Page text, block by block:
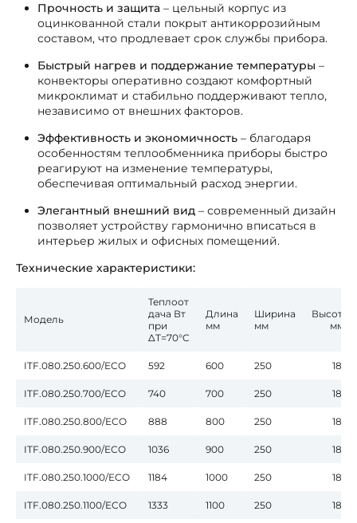
Прочность и защита – цельный корпус из
оцинкованной стали покрыт антикоррозийным
составом, что продлевает срок службы прибора.
Быстрый нагрев и поддержание температуры –
конвекторы оперативно создают комфортный
микроклимат и стабильно поддерживают тепло,
независимо от внешних факторов.
Эффективность и экономичность – благодаря
особенностям теплообменника приборы быстро
реагируют на изменение температуры,
обеспечивая оптимальный расход энергии.
Элегантный внешний вид – современный дизайн
позволяет устройству гармонично вписаться в
интерьер жилых и офисных помещений.
Технические характеристики:
Модель
Теплоот
дача Вт
при
∆T=70°C
Длина
мм
Ширина
мм
Высота
мм*
ITF.080.250.600/ECO 592 600 250 180
ITF.080.250.700/ECO 740 700 250 180
ITF.080.250.800/ECO 888 800 250 180
ITF.080.250.900/ECO 1036 900 250 180
ITF.080.250.1000/ECO 1184 1000 250 180
ITF.080.250.1100/ECO 1333 1100 250 180